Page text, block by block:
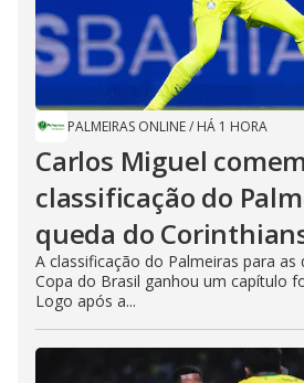
PALMEIRAS ONLINE/ HÁ 1 HORA
Carlos Miguel
classificação do
queda do
A classificação do Palmeiras para as
Copa do Brasil ganhou um capítulo
Logo após a...